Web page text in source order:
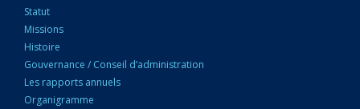
PRINCIPALE
Statut
Missions
Histoire
Gouvernance / Conseil d’administration
Les rapports annuels
Organigramme